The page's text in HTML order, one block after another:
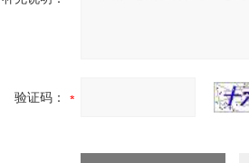
验证码：